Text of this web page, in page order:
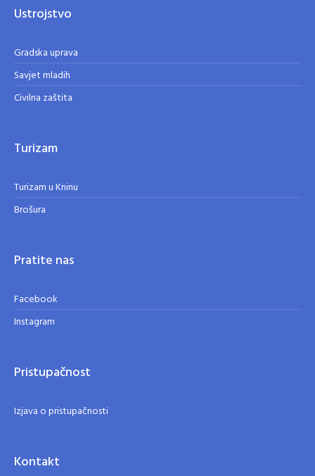
Ustrojstvo
Gradska uprava
Savjet mladih
Civilna zaštita
Turizam
Turizam u Kninu
Brošura
Pratite nas
Facebook
Instagram
Pristupačnost
Izjava o pristupačnosti
Kontakt